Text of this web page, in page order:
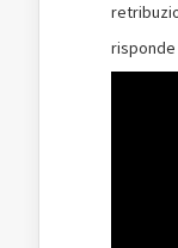
risponde
Video